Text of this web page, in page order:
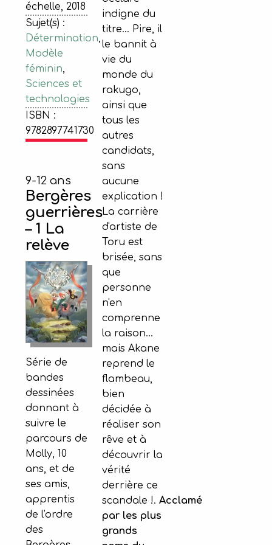
échelle, 2018
Sujet(s) :
Détermination,
Modèle
féminin,
Sciences et
technologies
ISBN :
9782897741730
indigne du
titre... Pire, il
le bannit à
vie du
monde du
rakugo,
ainsi que
tous les
autres
candidats,
sans
aucune
explication !
La carrière
d'artiste de
Toru est
brisée, sans
que
personne
n'en
comprenne
la raison...
mais Akane
reprend le
flambeau,
bien
décidée à
réaliser son
rêve et à
découvrir la
vérité
derrière ce
scandale !. Acclamé
par les plus
grands
9-12 ans
Bergères
guerrières
– 1 La
relève
Série de
bandes
dessinées
donnant à
suivre le
parcours de
Molly, 10
ans, et de
ses amis,
apprentis
de l'ordre
des